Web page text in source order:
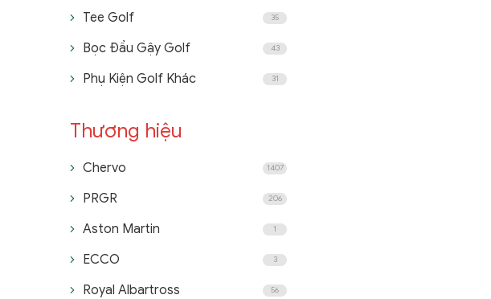
Tee Golf 35
Bọc Đầu Gậy Golf 43
Phụ Kiện Golf Khác 31
Thương hiệu
Chervo 1407
PRGR 206
Aston Martin 1
ECCO 3
Royal Albartross 56